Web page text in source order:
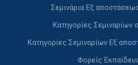
Σεμινάρια Εξ
Κατηγορίες Σεμιναρίων
Κατηγορίες Σεμιναρίων Εξ
Φορείς